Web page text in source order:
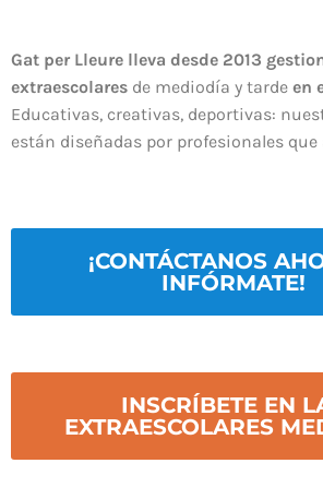
Gat per Lleure lleva desde 2013
extraescolares de mediodía y tarde en
Educativas, creativas, deportivas:
están diseñadas por profesionales
¡CONTÁCTANOS
INFÓRMATE!
INSCRÍBETE EN
EXTRAESCOLARES